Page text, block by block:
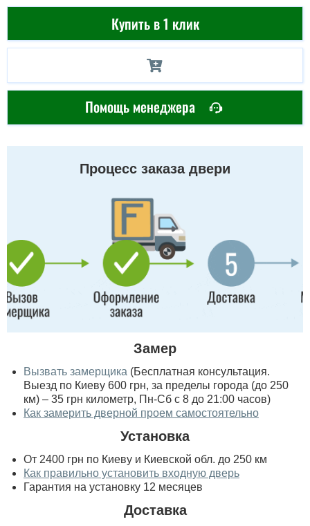
Купить в 1 клик
Помощь менеджера
Процесс заказа двери
Замер
Вызвать замерщика (Бесплатная консультация.
Выезд по Киеву 600 грн, за пределы города (до 250
км) – 35 грн километр, Пн-Сб с 8 до 21:00 часов)
Как замерить дверной проем самостоятельно
Установка
От 2400 грн по Киеву и Киевской обл. до 250 км
Как правильно установить входную дверь
Гарантия на установку 12 месяцев
Доставка